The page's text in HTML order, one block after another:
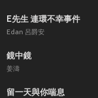
E先生 連環不幸事件
Edan 呂爵安
鏡中鏡
姜濤
留一天與你喘息